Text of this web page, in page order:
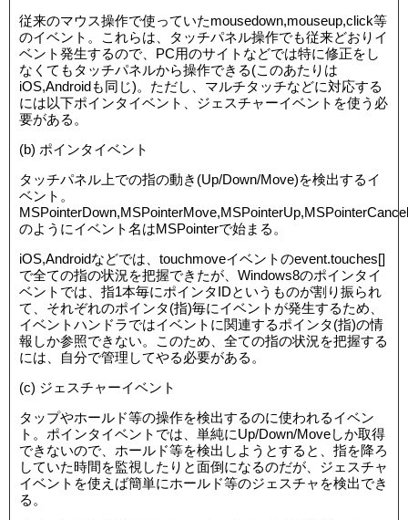
従来のマウス操作で使っていたmousedown,mouseup,click等
のイベント。これらは、タッチパネル操作でも従来どおりイ
ベント発生するので、PC用のサイトなどでは特に修正をし
なくてもタッチパネルから操作できる(このあたりは
iOS,Androidも同じ)。ただし、マルチタッチなどに対応する
には以下ポインタイベント、ジェスチャーイベントを使う必
要がある。
(b) ポインタイベント
タッチパネル上での指の動き(Up/Down/Move)を検出するイ
ベント。
MSPointerDown,MSPointerMove,MSPointerUp,MSPointerCancel
のようにイベント名はMSPointerで始まる。
iOS,Androidなどでは、touchmoveイベントのevent.touches[]
で全ての指の状況を把握できたが、Windows8のポインタイ
ベントでは、指1本毎にポインタIDというものが割り振られ
て、それぞれのポインタ(指)毎にイベントが発生するため、
イベントハンドラではイベントに関連するポインタ(指)の情
報しか参照できない。このため、全ての指の状況を把握する
には、自分で管理してやる必要がある。
(c) ジェスチャーイベント
タップやホールド等の操作を検出するのに使われるイベン
ト。ポインタイベントでは、単純にUp/Down/Moveしか取得
できないので、ホールド等を検出しようとすると、指を降ろ
していた時間を監視したりと面倒になるのだが、ジェスチャ
イベントを使えば簡単にホールド等のジェスチャを検出でき
る。